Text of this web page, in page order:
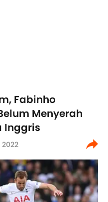
Fabinho
Menyerah
Inggris
2022